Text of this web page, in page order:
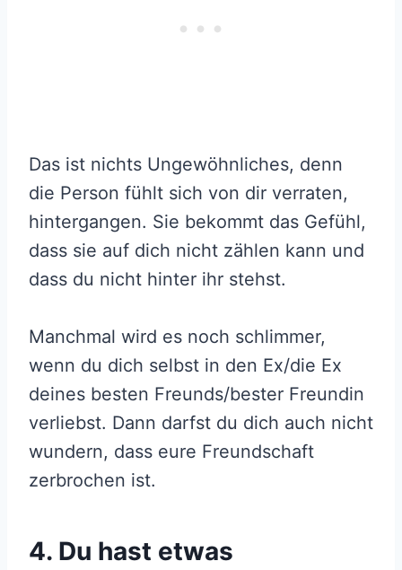
Das ist nichts Ungewöhnliches, denn
die Person fühlt sich von dir verraten,
hintergangen. Sie bekommt das Gefühl,
dass sie auf dich nicht zählen kann und
dass du nicht hinter ihr stehst.
Manchmal wird es noch schlimmer,
wenn du dich selbst in den Ex/die Ex
deines besten Freunds/bester Freundin
verliebst. Dann darfst du dich auch nicht
wundern, dass eure Freundschaft
zerbrochen ist.
4. Du hast etwas